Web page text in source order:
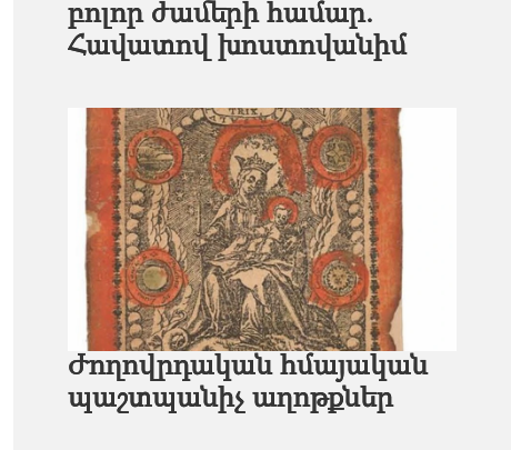
բոլոր ժամերի համար.
Հավատով խոստովանիմ
Ժողովրդական հմայական
պաշտպանիչ աղոթքներ